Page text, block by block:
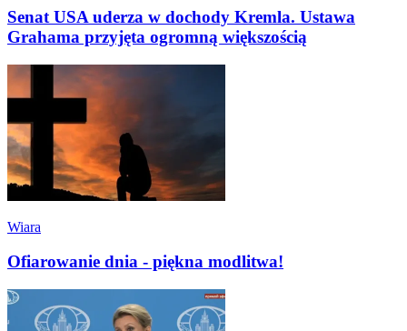
Senat USA uderza w dochody Kremla. Ustawa
Grahama przyjęta ogromną większością
Wiara
Ofiarowanie dnia - piękna modlitwa!